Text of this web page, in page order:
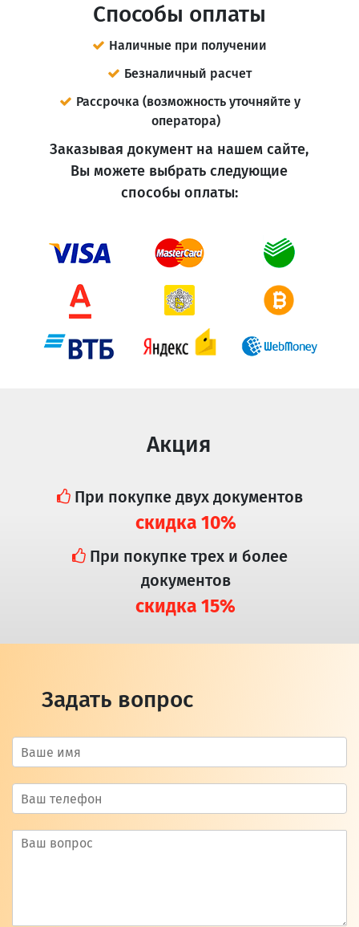
Способы оплаты
Наличные при получении
Безналичный расчет
Рассрочка (возможность уточняйте у
оператора)
Заказывая документ на нашем сайте,
Вы можете выбрать следующие
способы оплаты:
Акция
При покупке двух документов
скидка 10%
При покупке трех и более
документов
скидка 15%
Задать вопрос